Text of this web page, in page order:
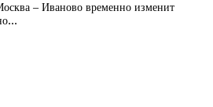
– Иваново временно изменит